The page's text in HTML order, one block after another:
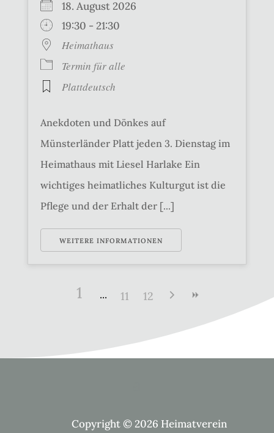
18. August 2026
19:30 - 21:30
Heimathaus
Termin für alle
Plattdeutsch
Anekdoten und Dönkes auf
Münsterländer Platt jeden 3. Dienstag im
Heimathaus mit Liesel Harlake Ein
wichtiges heimatliches Kulturgut ist die
Pflege und der Erhalt der [...]
WEITERE INFORMATIONEN
1 11 12
Copyright © 2026 Heimatverein